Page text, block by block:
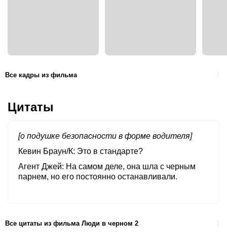
Все кадры из фильма
Цитаты
[о подушке безопасности в форме водителя]
Кевин Браун/К Это в стандарте?
Агент Джей
На самом деле, она шла с черным
парнем, но его постоянно останавливали.
Все цитаты из фильма Люди в черном 2